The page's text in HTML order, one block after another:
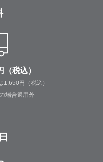
税込）
円（税込）
場合適用外